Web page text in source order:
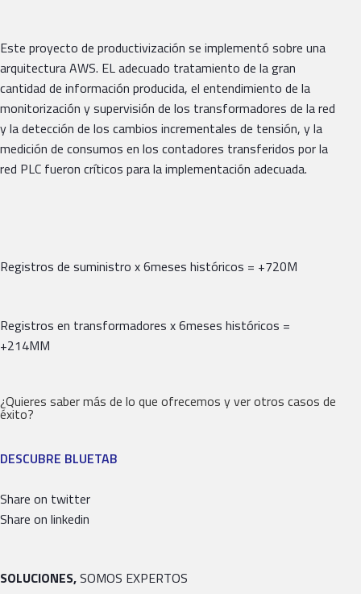
Este proyecto de productivización se implementó sobre una
arquitectura AWS. EL adecuado tratamiento de la gran
cantidad de información producida, el entendimiento de la
monitorización y supervisión de los transformadores de la red
y la detección de los cambios incrementales de tensión, y la
medición de consumos en los contadores transferidos por la
red PLC fueron críticos para la implementación adecuada.
Registros de suministro x 6meses históricos = +720M
Registros en transformadores x 6meses históricos =
+214MM
¿Quieres saber más de lo que ofrecemos y ver otros casos de
éxito?
DESCUBRE BLUETAB
Share on twitter
Share on linkedin
SOLUCIONES,SOMOS EXPERTOS